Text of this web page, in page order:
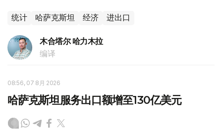
统计 哈萨克斯坦 经济 进出口
木合塔尔 哈力木拉
编译
08:56, 07 8月 2026
哈萨克斯坦服务出口额增至130亿美元